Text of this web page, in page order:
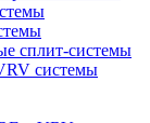
сплит-системы
системы